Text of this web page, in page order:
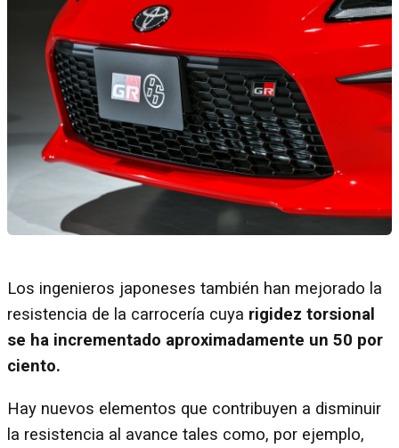
Los ingenieros japoneses también han mejorado la
resistencia de la carrocería cuya rigidez torsional
se ha incrementado aproximadamente un 50 por
ciento.
Hay nuevos elementos que contribuyen a disminuir
la resistencia al avance tales como, por ejemplo,